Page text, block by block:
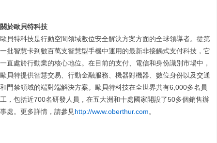
關於歐貝特科技
歐貝特科技是行動空間領域數位安全解決方案方面的全球領導者。從第
一批智慧卡到數百萬支智慧型手機中運用的最新非接觸式支付科技，它
一直處於行動業的核心地位。在目前的支付、電信和身份識別市場中，
歐貝特提供智慧交易、行動金融服務、機器對機器、數位身份以及交通
和門禁領域的端對端解決方案。歐貝特科技在全世界共有6,000多名員
工，包括近700名研發人員，在五大洲和十處國家開設了50多個銷售辦
事處。更多詳情，請參見http://www.oberthur.com。